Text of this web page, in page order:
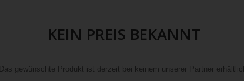
KEIN PREIS BEKANNT
Das gewünschte Produkt ist derzeit bei keinem unserer Partner